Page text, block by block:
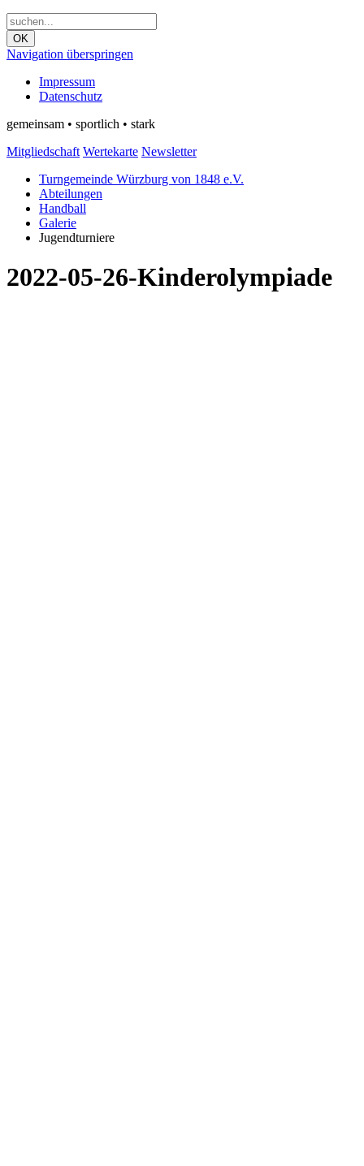
OK
Navigation überspringen
Impressum
Datenschutz
gemeinsam • sportlich • stark
Mitgliedschaft Wertekarte Newsletter
Turngemeinde Würzburg von 1848 e.V.
Abteilungen
Handball
Galerie
Jugendturniere
2022-05-26-Kinderolympiade